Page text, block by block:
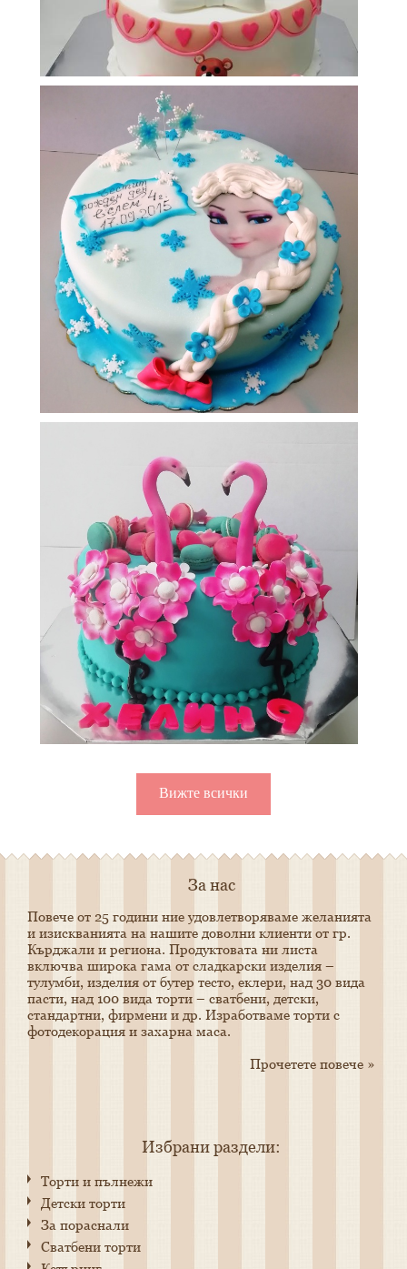
Вижте всички
За нас
Пoвече от 25 години ние удовлетворяваме желанията
и изискванията на нашите доволни клиенти от гр.
Кърджали и региона. Продуктовата ни листа
включва широка гама от сладкарски изделия –
тулумби, изделия от бутер тесто, еклери, над 30 вида
пасти, над 100 вида торти – сватбени, детски,
стандартни, фирмени и др. Изработваме торти с
фотодекорация и захарна маса.
Прочетете повече »
Избрани раздели:
Торти и пълнежи
Детски торти
За пораснали
Сватбени торти